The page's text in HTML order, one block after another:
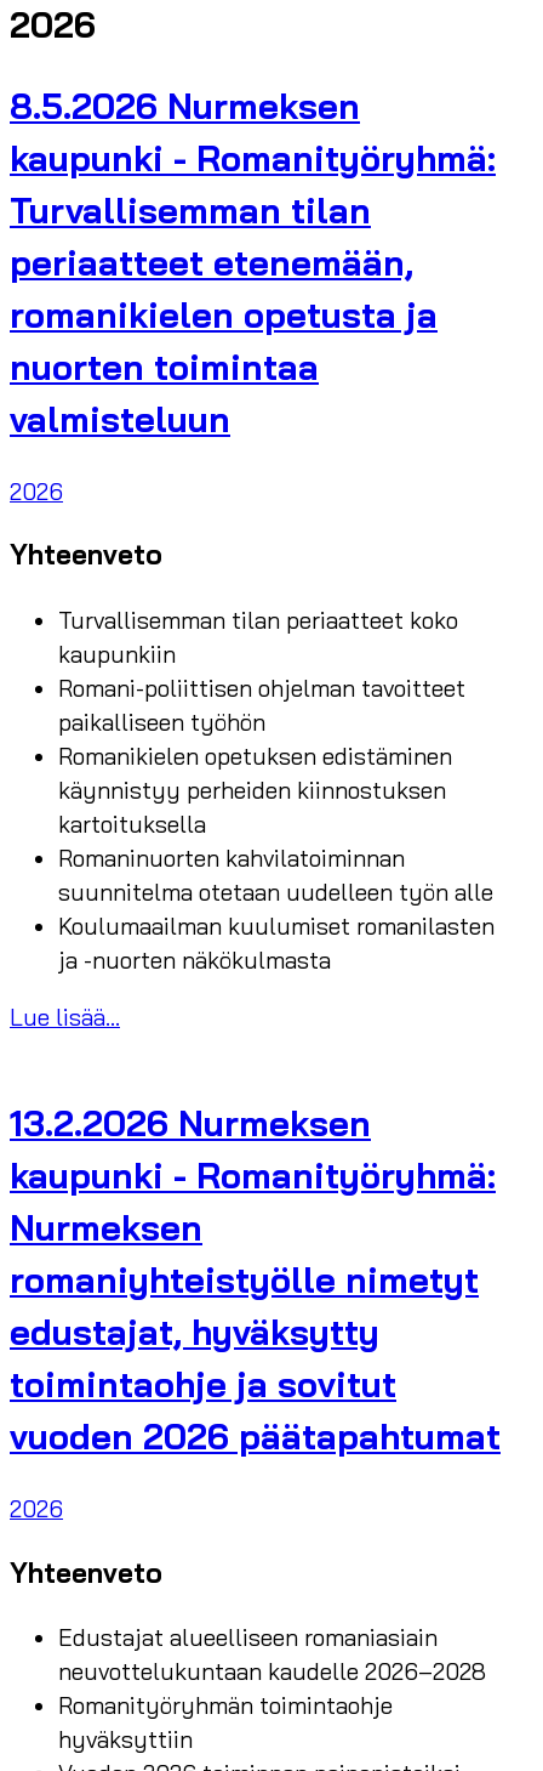
2026
8.5.2026 Nurmeksen
kaupunki - Romanityöryhmä:
Turvallisemman tilan
periaatteet etenemään,
romanikielen opetusta ja
nuorten toimintaa
valmisteluun
2026
Yhteenveto
Turvallisemman tilan periaatteet koko
kaupunkiin
Romani-poliittisen ohjelman tavoitteet
paikalliseen työhön
Romanikielen opetuksen edistäminen
käynnistyy perheiden kiinnostuksen
kartoituksella
Romaninuorten kahvilatoiminnan
suunnitelma otetaan uudelleen työn alle
Koulumaailman kuulumiset romanilasten
ja -nuorten näkökulmasta
Lue lisää...
13.2.2026 Nurmeksen
kaupunki - Romanityöryhmä:
Nurmeksen
romaniyhteistyölle nimetyt
edustajat, hyväksytty
toimintaohje ja sovitut
vuoden 2026 päätapahtumat
2026
Yhteenveto
Edustajat alueelliseen romaniasiain
neuvottelukuntaan kaudelle 2026–2028
Romanityöryhmän toimintaohje
hyväksyttiin